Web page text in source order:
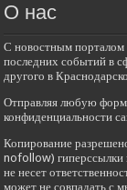
О нас
С новостным порталом
последних событий в
другого в
Отправляя любую
конфиденциальности
Копирование
nofollow) гиперссылки
не несет
может не совпадать с